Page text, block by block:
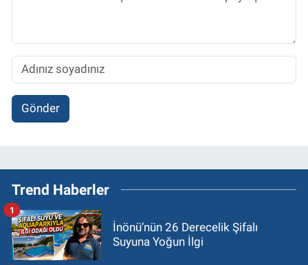
Gönder
Trend Haberler
İnönü’nün 26 Derecelik Şifalı
Suyuna Yoğun İlgi
1